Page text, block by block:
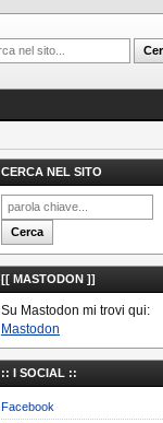
CERCA NEL SITO
[[ MASTODON ]]
Su Mastodon mi trovi qui:
Mastodon
:: I SOCIAL ::
Facebook